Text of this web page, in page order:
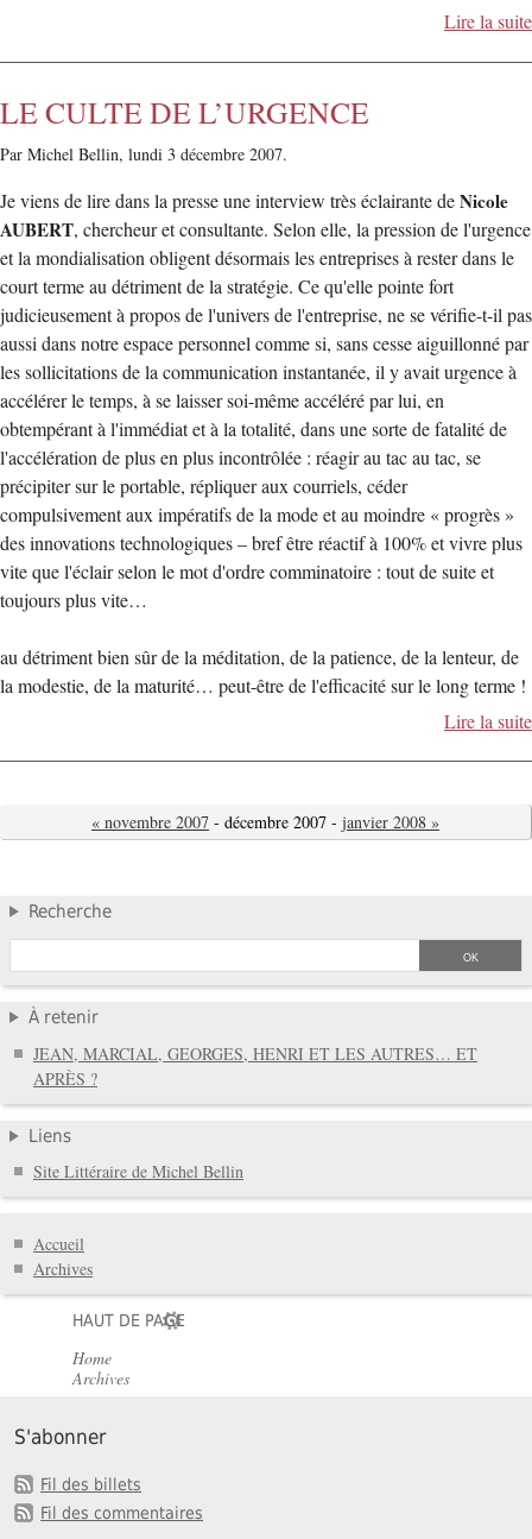
Lire la suite
LE CULTE DE L’URGENCE
Par Michel Bellin, lundi 3 décembre 2007.
Je viens de lire dans la presse une interview très éclairante deNicole
AUBERT, chercheur et consultante. Selon elle, la pression de l'urgence
et la mondialisation obligent désormais les entreprises à rester dans le
court terme au détriment de la stratégie. Ce qu'elle pointe fort
judicieusement à propos de l'univers de l'entreprise, ne se vérifie-t-il pas
aussi dans notre espace personnel comme si, sans cesse aiguillonné par
les sollicitations de la communication instantanée, il y avait urgence à
accélérer le temps, à se laisser soi-même accéléré par lui, en
obtempérant à l'immédiat et à la totalité, dans une sorte de fatalité de
l'accélération de plus en plus incontrôlée : réagir au tac au tac, se
précipiter sur le portable, répliquer aux courriels, céder
compulsivement aux impératifs de la mode et au moindre « progrès »
des innovations technologiques – bref être réactif à 100% et vivre plus
vite que l'éclair selon le mot d'ordre comminatoire : tout de suite et
toujours plus vite…
au détriment bien sûr de la méditation, de la patience, de la lenteur, de
la modestie, de la maturité… peut-être de l'efficacité sur le long terme !
Lire la suite
« novembre 2007 - décembre 2007 - janvier 2008 »
Recherche
À retenir
JEAN, MARCIAL, GEORGES, HENRI ET LES AUTRES… ET
APRÈS ?
Liens
Site Littéraire de Michel Bellin
Accueil
Archives
HAUT DE PAGE
Home
Archives
S'abonner
Fil des billets
Fil des commentaires